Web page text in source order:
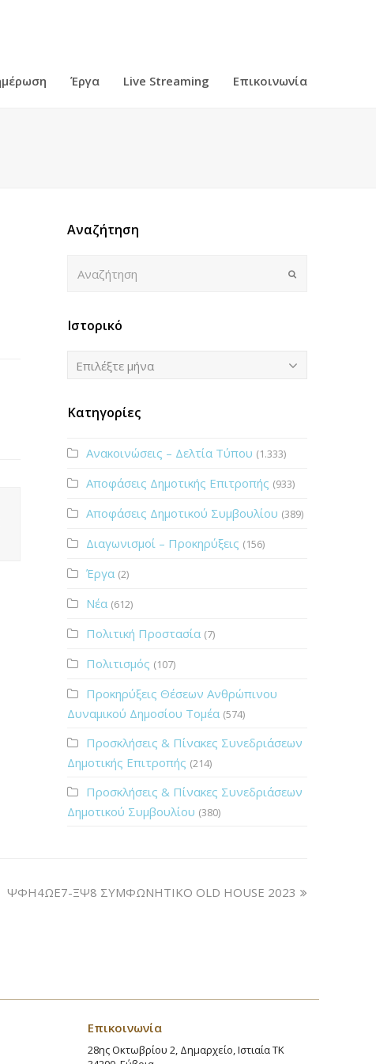
Έργα Live Streaming Επικοινωνία
Αναζήτηση
Ιστορικό
Ιστορικό
Επιλέξτε μήνα
Κατηγορίες
Ανακοινώσεις – Δελτία Τύπου (1.333)
Αποφάσεις Δημοτικής Επιτροπής (933)
Αποφάσεις Δημοτικού Συμβουλίου (389)
Διαγωνισμοί – Προκηρύξεις (156)
Έργα (2)
Νέα (612)
Πολιτική Προστασία (7)
Πολιτισμός (107)
Προκηρύξεις Θέσεων Ανθρώπινου
Δυναμικού Δημοσίου Τομέα (574)
Προσκλήσεις & Πίνακες Συνεδριάσεων
Δημοτικής Επιτροπής (214)
Προσκλήσεις & Πίνακες Συνεδριάσεων
Δημοτικού Συμβουλίου (380)
ΨΦΗ4ΩΕ7-ΞΨ8 ΣΥΜΦΩΝΗΤΙΚΟ OLD HOUSE 2023
Επικοινωνία
28ης Οκτωβρίου 2, Δημαρχείο, Ιστιαία ΤΚ